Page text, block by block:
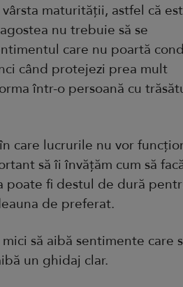
maturității, astfel că
nu trebuie să se
care nu poartă
când protejezi prea mult
într-o persoană cu
care lucrurile nu vor
să îi învățăm cum să
poate fi destul de dură
de preferat.
să aibă sentimente care
un ghidaj clar.